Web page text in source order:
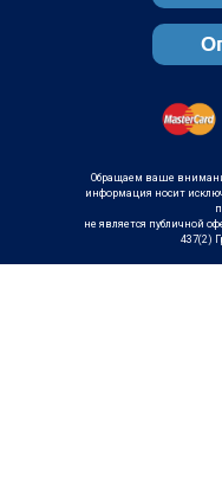
Обращаем ваше
информация носит
не является публичной
437(2)